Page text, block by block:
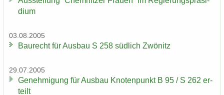
di­um
03.08.2005
Bau­recht für Aus­bau S 258 süd­lich Zwö­nitz
29.07.2005
Ge­neh­mi­gung für Aus­bau Kno­ten­punkt B 95 / S 262 er­
teilt